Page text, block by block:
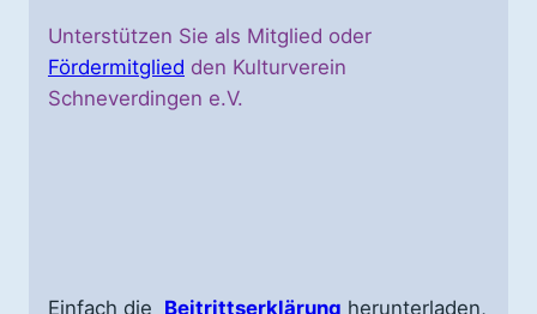
Unterstützen Sie als Mitglied oder
Fördermitglied den Kulturverein
Schneverdingen e.V.
Einfach die Beitrittserklärung herunterladen,